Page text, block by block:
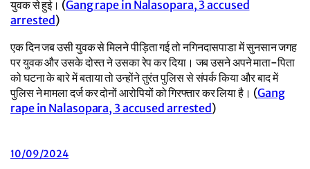
युवक से हुई। (Gang rape in Nalasopara, 3 accused
arrested )
एक दिन जब उसी युवक से मिलने पीड़िता गई तो नगिनदासपाडा में सुनसान जगह
पर युवक और उसके दोस्त ने उसका रेप कर दिया। जब उसने अपने माता-पिता
को घटना के बारे में बताया तो उन्होंने तुरंत पुलिस से संपर्क किया और बाद में
पुलिस ने मामला दर्ज कर दोनों आरोपियों को गिरफ्तार कर लिया है। (Gang
rape in Nalasopara, 3 accused arrested)
10/09/2024